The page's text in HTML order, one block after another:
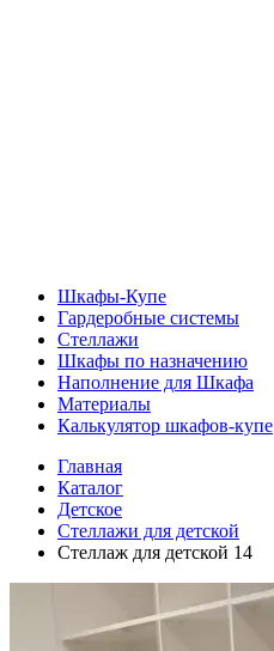
Шкафы-Купе
Гардеробные системы
Стеллажи
Шкафы по назначению
Наполнение для Шкафа
Материалы
Калькулятор шкафов-купе
Главная
Каталог
Детское
Стеллажи для детской
Стеллаж для детской 14